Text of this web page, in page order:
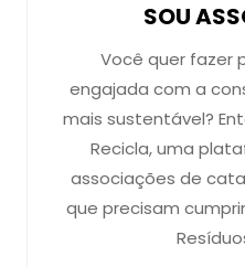
SOU
Você quer fazer
engajada com a
mais sustentável?
Recicla, uma
associações de
que precisam